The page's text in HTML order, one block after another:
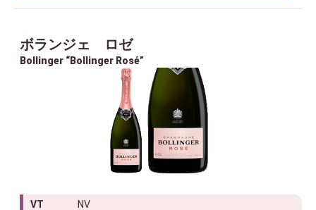
ボランジェ ロゼ
Bollinger “Bollinger Rosé”
VT NV